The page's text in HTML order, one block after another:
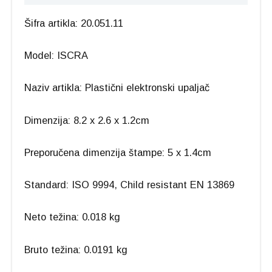
Šifra artikla: 20.051.11
Model: ISCRA
Naziv artikla: Plastični elektronski upaljač
Dimenzija: 8.2 x 2.6 x 1.2cm
Preporučena dimenzija štampe: 5 x 1.4cm
Standard: ISO 9994, Child resistant EN 13869
Neto težina: 0.018 kg
Bruto težina: 0.0191 kg